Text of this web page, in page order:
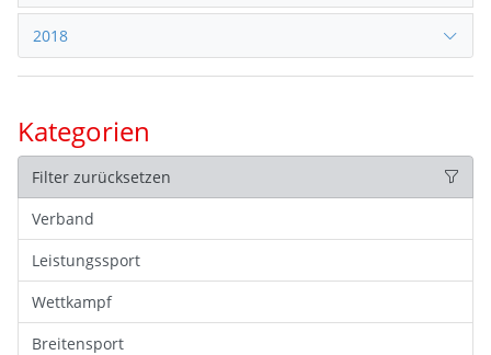
2018
Kategorien
Filter zurücksetzen
Verband
Leistungssport
Wettkampf
Breitensport